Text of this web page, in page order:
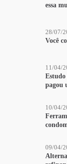
essa
28/07/
Você
11/04/
Estudo
pagou
10/04/
09/04/